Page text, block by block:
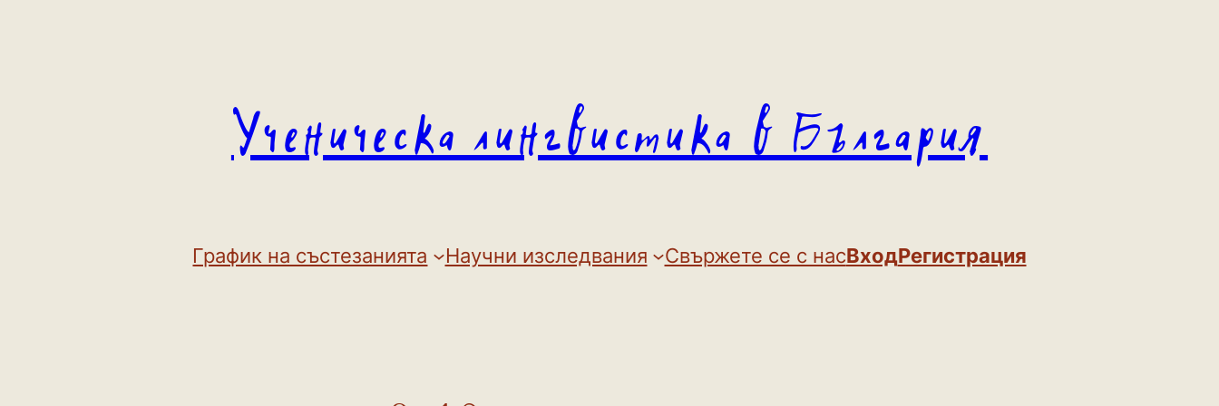
Ученическа лингвистика в България
График на състезанията Научни изследвания Свържете се с насВходРегистрация